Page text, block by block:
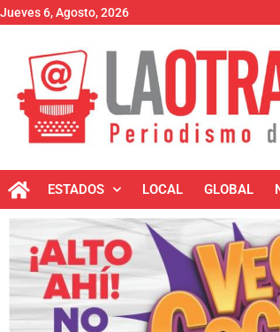
Jueves 6, Agosto, 2026
ESTADOS LOCAL GLOBAL